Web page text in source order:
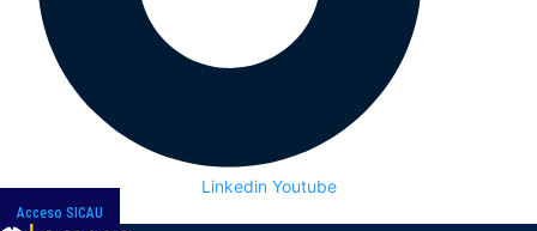
Linkedin Youtube
Acceso SICAU